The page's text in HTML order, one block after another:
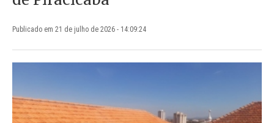
Publicado em 21 de julho de 2026 - 14:09:24